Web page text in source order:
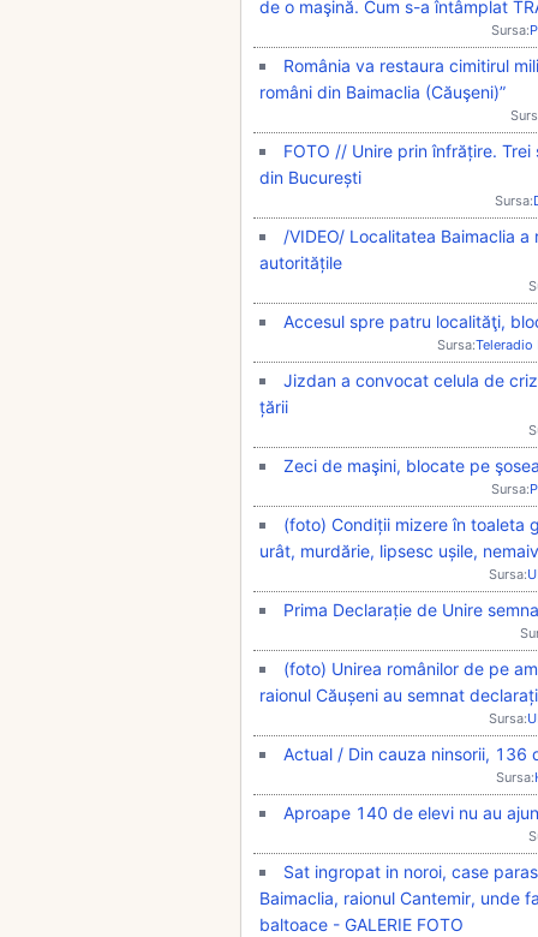
de o maşină. Cum s-a întâmplat
Sursa:
România va restaura cimitirul
români din Baimaclia (Căuşeni)”
FOTO // Unire prin înfrățire.
din București
Sursa:
/VIDEO/ Localitatea Baimaclia
autoritățile
Accesul spre patru localităţi,
Sursa:
Jizdan a convocat celula de
țării
Zeci de maşini, blocate pe
Sursa:
(foto) Condiții mizere în toaleta
urât, murdărie, lipsesc ușile,
Sursa:
Prima Declarație de Unire
(foto) Unirea românilor de pe
raionul Căușeni au semnat
Sursa:
Actual / Din cauza ninsorii, 136
Sursa:
Aproape 140 de elevi nu au
Sat ingropat in noroi, case
Baimaclia, raionul Cantemir, unde
baltoace - GALERIE FOTO